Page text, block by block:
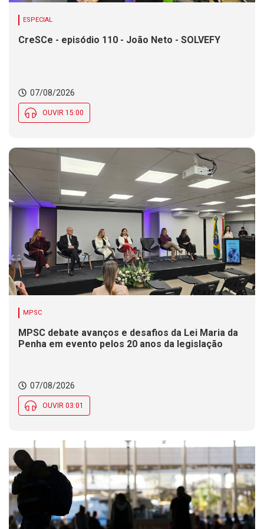
ESPECIAL
CreSCe - episódio 110 - João Neto - SOLVEFY
07/08/2026
OUVIR 15:00
MPSC
MPSC debate avanços e desafios da Lei Maria da
Penha em evento pelos 20 anos da legislação
07/08/2026
OUVIR 03:01